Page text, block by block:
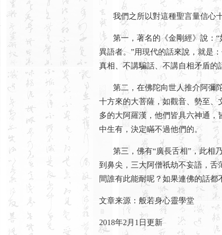
我們之所以對這種聖言量信心十
第一，著名的《金剛經》說：“
異語者。”用現代的話來說，就是
真相、不講騙話、不講自相矛盾的
第二，在佛陀向世人推介阿彌陀
十方來的大菩薩，如觀音、勢至
多的大阿羅漢，他們皆具六神通
中生有，決定瞞不過他們的。
第三，佛有“廣長舌相”，此相
到鼻尖，三大阿僧祇劫不妄語，
間誰有此能耐呢？如果連佛的話都
文章来源：般若身心靈學堂
2018年2月1日更新